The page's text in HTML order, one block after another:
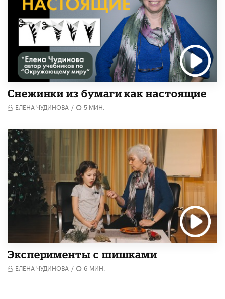
Снежинки из бумаги как настоящие
ЕЛЕНА ЧУДИНОВА / 5 МИН.
Эксперименты с шишками
ЕЛЕНА ЧУДИНОВА / 6 МИН.